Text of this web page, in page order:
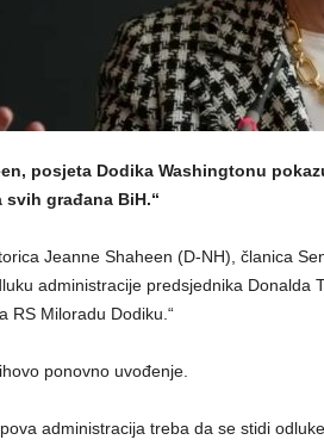
posjeta Dodika Washingtonu
građana BiH.“
Jeanne Shaheen (D-NH), članica
administracije predsjednika Donalda
RS Miloradu Dodiku.“
ponovno uvođenje.
administracija treba da se stidi